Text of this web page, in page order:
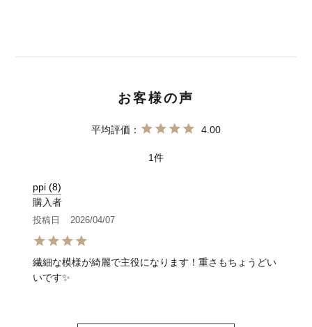
4.00
1
ppi 8
購入者
投稿日 2026/04/07
繊細な模様が綺麗で主役になります！重さもちょうどい
いです✨️